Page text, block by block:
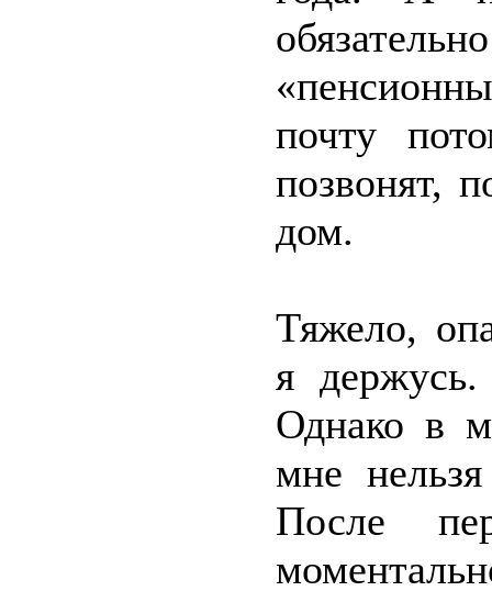
почту
позвонят,
дом.
Тяжело,
я держусь.
Однако в
мне
После